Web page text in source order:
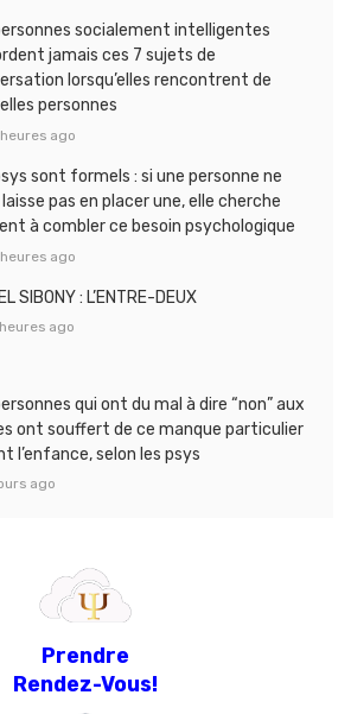
socialement intelligentes
jamais ces 7 sujets de
lorsqu’elles rencontrent de
personnes
ago
sont formels : si une personne ne
pas en placer une, elle cherche
à combler ce besoin psychologique
ago
SIBONY : L’ENTRE-DEUX
ago
qui ont du mal à dire “non” aux
ont souffert de ce manque particulier
l’enfance, selon les psys
ago
Prendre
Rendez-Vous!